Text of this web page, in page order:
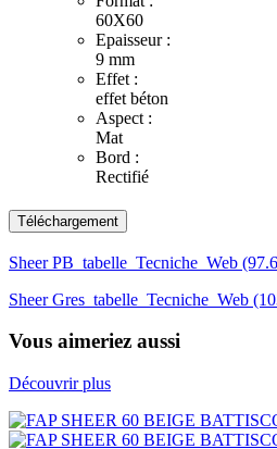
60X60
Epaisseur :
9 mm
Effet :
effet béton
Aspect :
Mat
Bord :
Rectifié
Téléchargement
Sheer PB_tabelle_Tecniche_Web
Sheer Gres_tabelle_Tecniche_Web
Vous aimeriez aussi
Découvrir plus